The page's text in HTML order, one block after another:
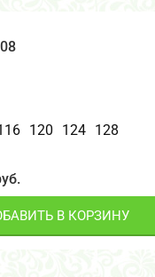
120 124 128
В КОРЗИНУ